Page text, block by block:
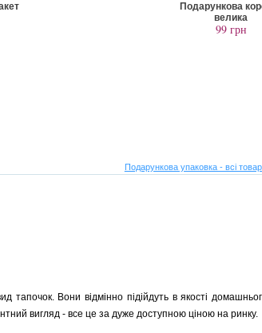
Подарункова
велика
99 грн
Подарункова упаковка - всі
тапочок. Вони відмінно підійдуть в якості
вигляд - все це за дуже доступною ціною на ринку.